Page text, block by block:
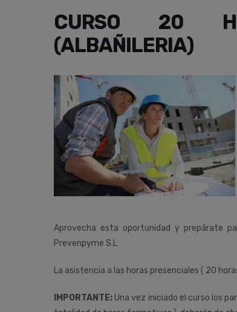
CURSO 20
(ALBAÑILERIA)
Aprovecha esta oportunidad y prepárate
Prevenpyme S.L
La asistencia a las horas presenciales ( 20
IMPORTANTE: Una vez iniciado el curso los